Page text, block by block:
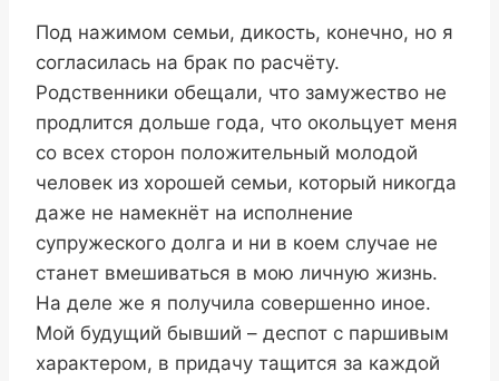
Под нажимом семьи, дикость, конечно, но я
согласилась на брак по расчёту.
Родственники обещали, что замужество не
продлится дольше года, что окольцует меня
со всех сторон положительный молодой
человек из хорошей семьи, который никогда
даже не намекнёт на исполнение
супружеского долга и ни в коем случае не
станет вмешиваться в мою личную жизнь.
На деле же я получила совершенно иное.
Мой будущий бывший – деспот с паршивым
характером, в придачу тащится за каждой